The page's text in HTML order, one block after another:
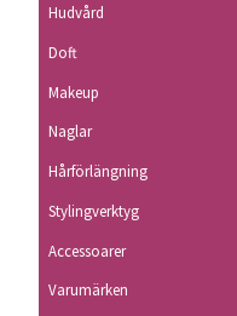
Hudvård
Doft
Makeup
Naglar
Hårförlängning
Stylingverktyg
Accessoarer
Varumärken